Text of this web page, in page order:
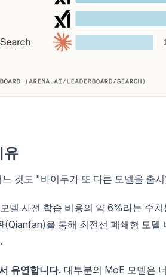
유
것도 "바이두가 또 다른 모델을 출
델 사전 학습 비용의 약 6%라는 수
(Qianfan)을 통해 최전선 폐쇄형 모델
유연합니다. 대부분의 MoE 모델은